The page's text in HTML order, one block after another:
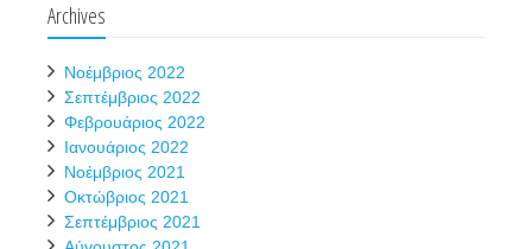
Archives
Νοέμβριος 2022
Σεπτέμβριος 2022
Φεβρουάριος 2022
Ιανουάριος 2022
Νοέμβριος 2021
Οκτώβριος 2021
Σεπτέμβριος 2021